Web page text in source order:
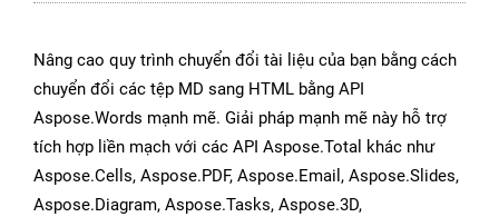
Nâng cao quy trình chuyển đổi tài liệu của bạn bằng cách
chuyển đổi các tệp MD sang HTML bằng API
Aspose.Words mạnh mẽ. Giải pháp mạnh mẽ này hỗ trợ
tích hợp liền mạch với các API Aspose.Total khác như
Aspose.Cells, Aspose.PDF, Aspose.Email, Aspose.Slides,
Aspose.Diagram, Aspose.Tasks, Aspose.3D,